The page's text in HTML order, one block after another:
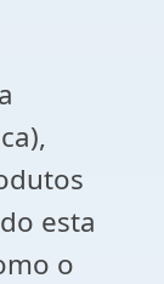
esta
o